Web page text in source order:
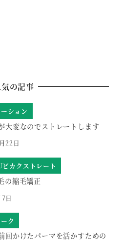
気の記事
ション
大変なのでストレートします
22日
カクストレート
の縮毛矯正
日
ク
回かけたパーマを活かすための